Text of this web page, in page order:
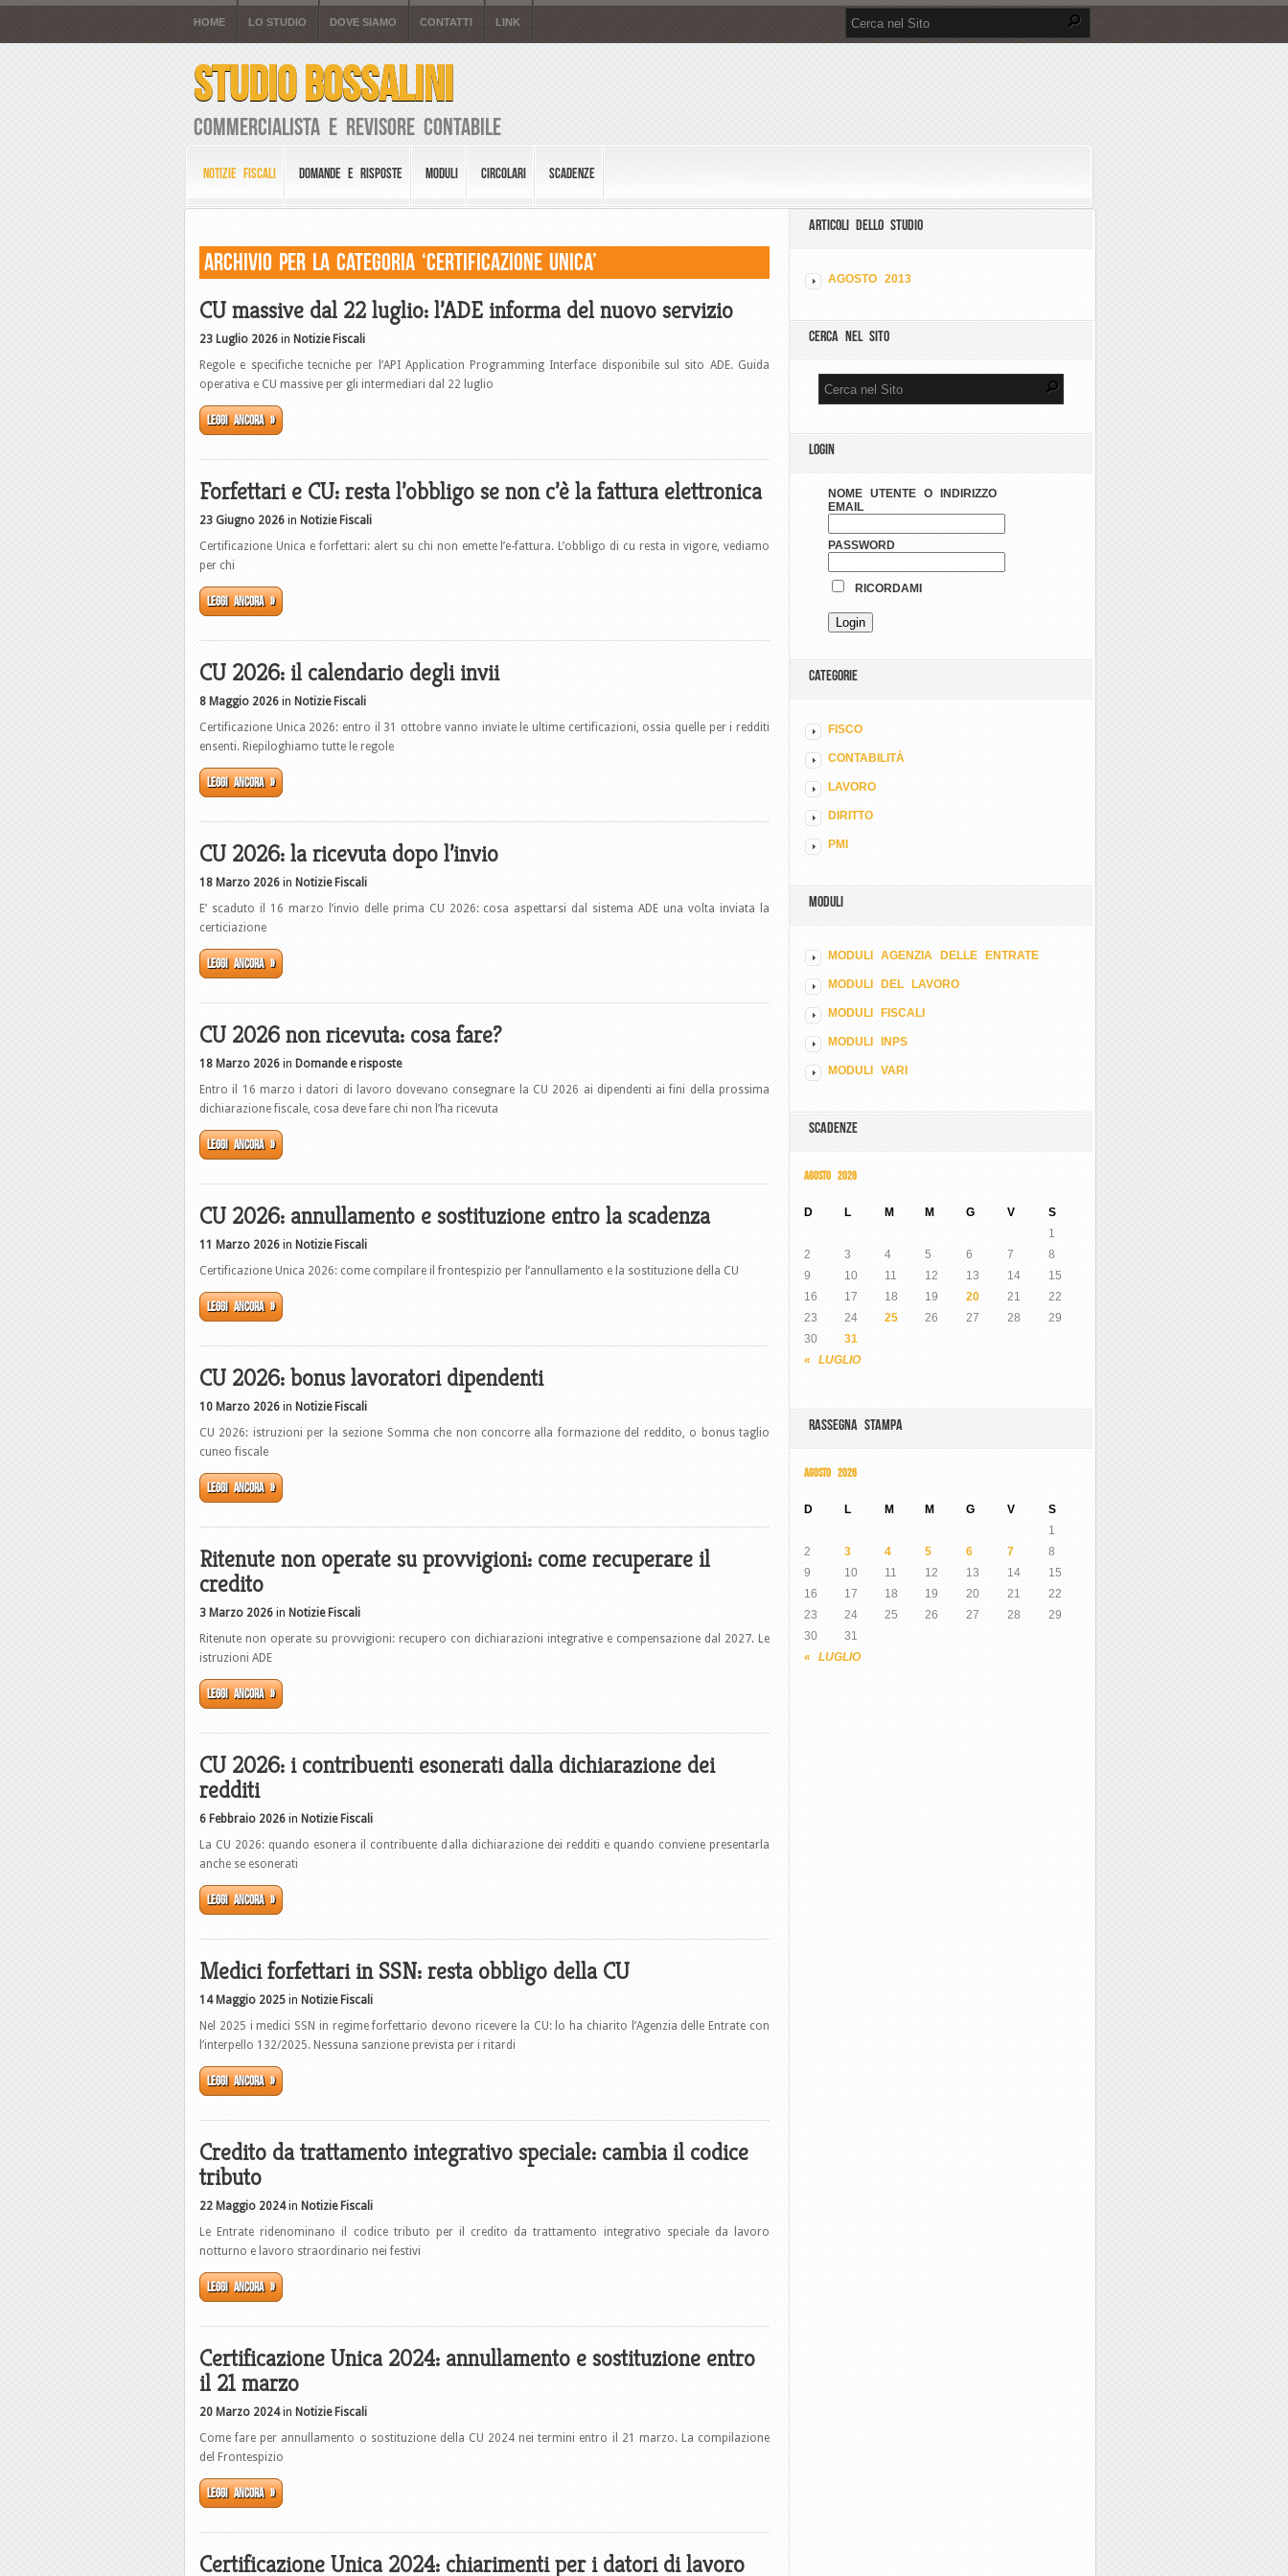
HOME LO STUDIO DOVE SIAMO CONTATTI LINK
STUDIO BOSSALINI
Commercialista e Revisore Contabile
NOTIZIE FISCALI DOMANDE E RISPOSTE MODULI CIRCOLARI SCADENZE
Archivio per la Categoria ‘Certificazione Unica’
CU massive dal 22 luglio: l’ADE informa del nuovo servizio
23 Luglio 2026 in Notizie Fiscali
Regole e specifiche tecniche per l’API Application Programming Interface disponibile sul sito ADE. Guida
operativa e CU massive per gli intermediari dal 22 luglio
Leggi ancora »
Forfettari e CU: resta l’obbligo se non c’è la fattura elettronica
23 Giugno 2026 in Notizie Fiscali
Certificazione Unica e forfettari: alert su chi non emette l’e-fattura. L’obbligo di cu resta in vigore, vediamo
per chi
Leggi ancora »
CU 2026: il calendario degli invii
8 Maggio 2026 in Notizie Fiscali
Certificazione Unica 2026: entro il 31 ottobre vanno inviate le ultime certificazioni, ossia quelle per i redditi
ensenti. Riepiloghiamo tutte le regole
Leggi ancora »
CU 2026: la ricevuta dopo l’invio
18 Marzo 2026 in Notizie Fiscali
E’ scaduto il 16 marzo l’invio delle prima CU 2026: cosa aspettarsi dal sistema ADE una volta inviata la
certiciazione
Leggi ancora »
CU 2026 non ricevuta: cosa fare?
18 Marzo 2026 in Domande e risposte
Entro il 16 marzo i datori di lavoro dovevano consegnare la CU 2026 ai dipendenti ai fini della prossima
dichiarazione fiscale, cosa deve fare chi non l’ha ricevuta
Leggi ancora »
CU 2026: annullamento e sostituzione entro la scadenza
11 Marzo 2026 in Notizie Fiscali
Certificazione Unica 2026: come compilare il frontespizio per l’annullamento e la sostituzione della CU
Leggi ancora »
CU 2026: bonus lavoratori dipendenti
10 Marzo 2026 in Notizie Fiscali
CU 2026: istruzioni per la sezione Somma che non concorre alla formazione del reddito, o bonus taglio
cuneo fiscale
Leggi ancora »
Ritenute non operate su provvigioni: come recuperare il
credito
3 Marzo 2026 in Notizie Fiscali
Ritenute non operate su provvigioni: recupero con dichiarazioni integrative e compensazione dal 2027. Le
istruzioni ADE
Leggi ancora »
CU 2026: i contribuenti esonerati dalla dichiarazione dei
redditi
6 Febbraio 2026 in Notizie Fiscali
La CU 2026: quando esonera il contribuente dalla dichiarazione dei redditi e quando conviene presentarla
anche se esonerati
Leggi ancora »
Medici forfettari in SSN: resta obbligo della CU
14 Maggio 2025 in Notizie Fiscali
Nel 2025 i medici SSN in regime forfettario devono ricevere la CU: lo ha chiarito l’Agenzia delle Entrate con
l’interpello 132/2025. Nessuna sanzione prevista per i ritardi
Leggi ancora »
Credito da trattamento integrativo speciale: cambia il codice
tributo
22 Maggio 2024in Notizie Fiscali
Le Entrate ridenominano il codice tributo per il credito da trattamento integrativo speciale da lavoro
notturno e lavoro straordinario nei festivi
Leggi ancora »
Certificazione Unica 2024: annullamento e sostituzione entro
il 21 marzo
20 Marzo 2024in Notizie Fiscali
Come fare per annullamento o sostituzione della CU 2024 nei termini entro il 21 marzo. La compilazione
del Frontespizio
Leggi ancora »
Certificazione Unica 2024: chiarimenti per i datori di lavoro
ARTICOLI DELLO STUDIO
AGOSTO 2013
CERCA NEL SITO
LOGIN
NOME UTENTE O INDIRIZZO
EMAIL
PASSWORD
RICORDAMI
CATEGORIE
FISCO
CONTABILITÀ
LAVORO
DIRITTO
PMI
MODULI
MODULI AGENZIA DELLE ENTRATE
MODULI DEL LAVORO
MODULI FISCALI
MODULI INPS
MODULI VARI
SCADENZE
AGOSTO 2026
D L M M G V S
« LUGLIO
1
2
3 4 5 6 7
8
9
10 11 12 13 14
15
16
17 18 19 20 21
22
23
24 25 26 27 28
29
30
31
RASSEGNA STAMPA
AGOSTO 2026
D L M M G V S
« LUGLIO
1
2
3 4 5 6 7
8
9
10 11 12 13 14
15
16
17 18 19 20 21
22
23
24 25 26 27 28
29
30
31